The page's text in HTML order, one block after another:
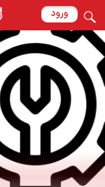
ورود